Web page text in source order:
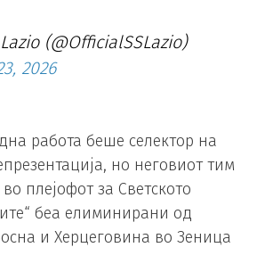
(@OfficialSSLazio)
2026
работа беше селектор на
но неговиот тим
плејофот за Светското
беа елиминирани од
и Херцеговина во Зеница